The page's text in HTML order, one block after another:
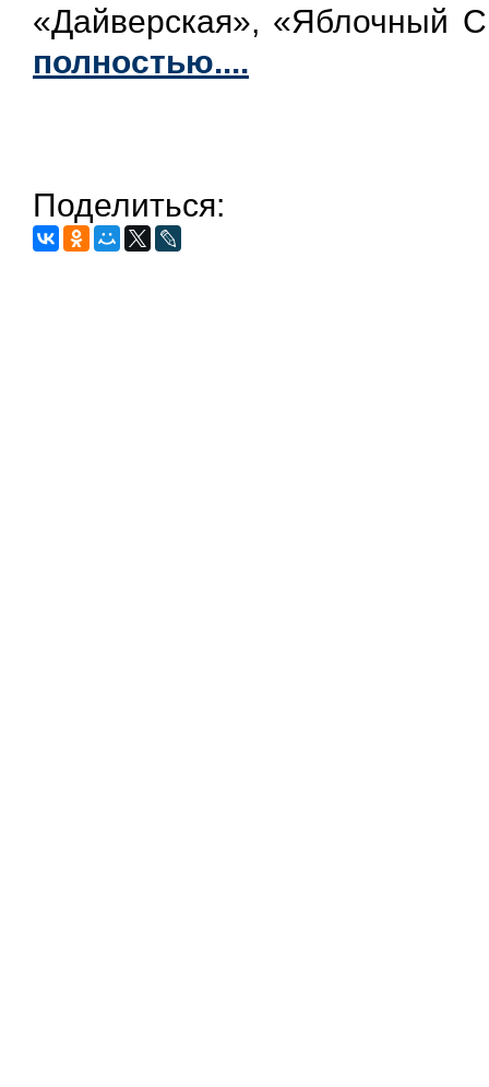
«Дайверская», «Яблочный
полностью....
Поделиться: